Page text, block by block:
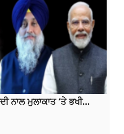
ਨਾਲ ਮੁਲਾਕਾਤ ‘ਤੇ ਭਖੀ...